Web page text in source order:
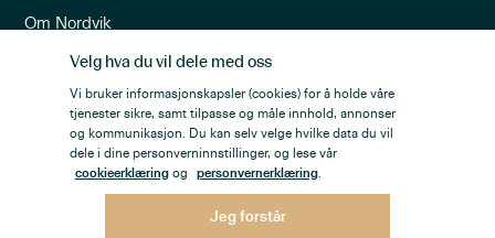
Om Nordvik
Ledige stillinger
Nordvik-appen
Nyhetsbrev
Velg hva du vil dele med oss
Vi bruker informasjonskapsler (cookies) for å holde våre
tjenester sikre, samt tilpasse og måle innhold, annonser
og kommunikasjon. Du kan selv velge hvilke data du vil
dele i dine personverninnstillinger, og lese vår
cookieerklæringog personvernerklæring.
Jeg forstår